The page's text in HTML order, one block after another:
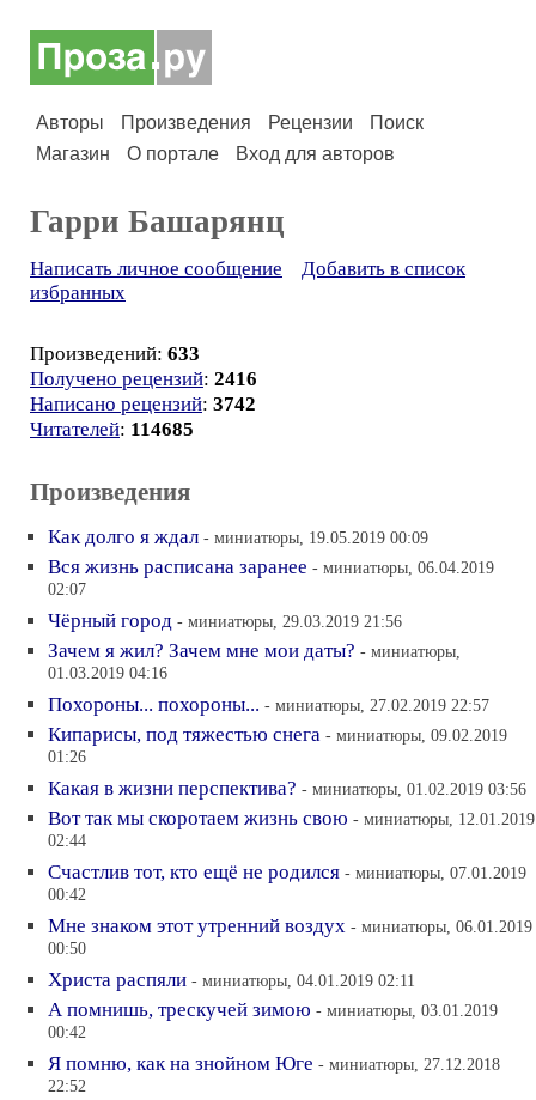
Авторы Произведения Рецензии
Поиск
Магазин
О портале Вход для авторов
Гарри Башарянц
Написать личное сообщение
Добавить в список
избранных
Произведений: 633
Получено рецензий: 2416
Написано рецензий: 3742
Читателей: 114685
Произведения
Как долго я ждал - миниатюры, 19.05.2019 00:09
Вся жизнь расписана заранее - миниатюры, 06.04.2019
02:07
Чёрный город - миниатюры, 29.03.2019 21:56
Зачем я жил? Зачем мне мои даты? - миниатюры,
01.03.2019 04:16
Похороны... похороны... - миниатюры, 27.02.2019 22:57
Кипарисы, под тяжестью снега - миниатюры, 09.02.2019
01:26
Какая в жизни перспектива? - миниатюры, 01.02.2019 03:56
Вот так мы скоротаем жизнь свою - миниатюры, 12.01.2019
02:44
Счастлив тот, кто ещё не родился - миниатюры, 07.01.2019
00:42
Мне знаком этот утренний воздух - миниатюры, 06.01.2019
00:50
Христа распяли - миниатюры, 04.01.2019 02:11
А помнишь, трескучей зимою - миниатюры, 03.01.2019
00:42
Я помню, как на знойном Юге - миниатюры, 27.12.2018
22:52